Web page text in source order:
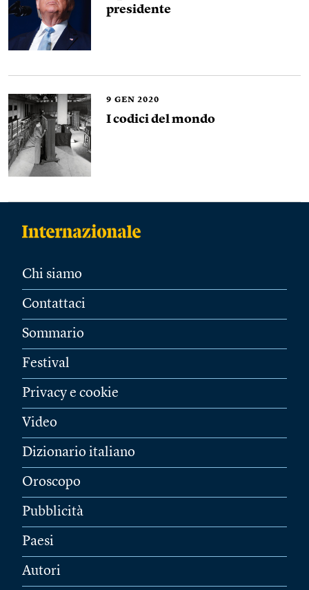
presidente
9 GEN 2020
I codici del mondo
Chi siamo
Contattaci
Sommario
Festival
Privacy e cookie
Video
Dizionario italiano
Oroscopo
Pubblicità
Paesi
Autori